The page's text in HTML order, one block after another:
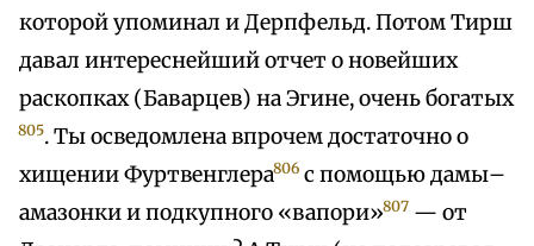
которой упоминал и Дерпфельд. Потом Тирш
давал интереснейший отчет о новейших
раскопках (Баварцев) на Эгине, очень богатых
805. Ты осведомлена впрочем достаточно о
хищении Фуртвенглера806 с помощью дамы–
амазонки и подкупного «вапори»807 — от